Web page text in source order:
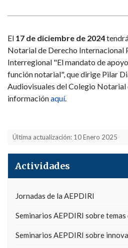
El 17 de diciembre de 2024
Notarial de Derecho Internacional
Interregional "El mandato de
función notarial", que dirige Pilar
Audiovisuales del Colegio Notarial
informaciónaquí.
Última actualización: 10 Enero 2025
Actividades
Jornadas de la AEPDIRI
Seminarios AEPDIRI sobre temas
Seminarios AEPDIRI sobre